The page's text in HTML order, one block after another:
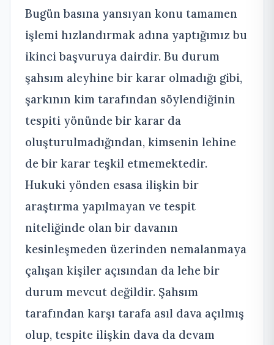
Bugün basına yansıyan konu tamamen
işlemi hızlandırmak adına yaptığımız bu
ikinci başvuruya dairdir. Bu durum
şahsım aleyhine bir karar olmadığı gibi,
şarkının kim tarafından söylendiğinin
tespiti yönünde bir karar da
oluşturulmadığından, kimsenin lehine
de bir karar teşkil etmemektedir.
Hukuki yönden esasa ilişkin bir
araştırma yapılmayan ve tespit
niteliğinde olan bir davanın
kesinleşmeden üzerinden nemalanmaya
çalışan kişiler açısından da lehe bir
durum mevcut değildir. Şahsım
tarafından karşı tarafa asıl dava açılmış
olup, tespite ilişkin dava da devam